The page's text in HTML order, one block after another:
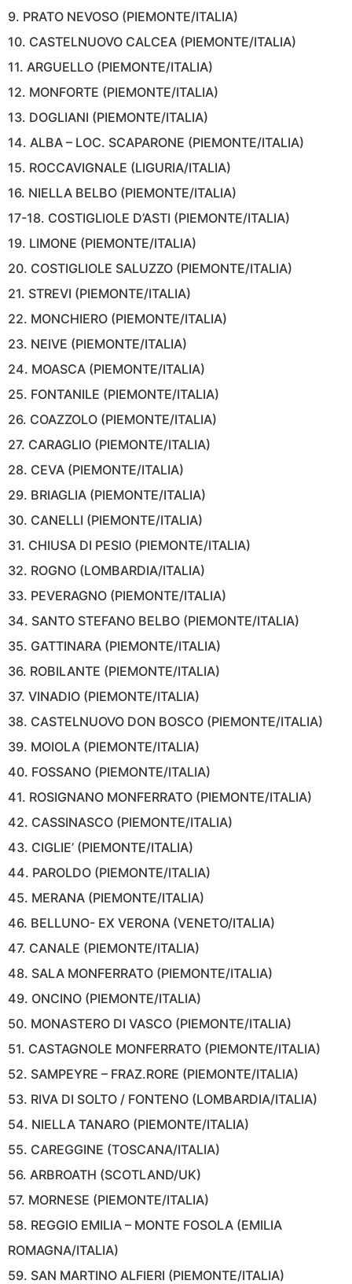
9. PRATO NEVOSO (PIEMONTE/ITALIA)
10. CASTELNUOVO CALCEA (PIEMONTE/ITALIA)
11. ARGUELLO (PIEMONTE/ITALIA)
12. MONFORTE (PIEMONTE/ITALIA)
13. DOGLIANI (PIEMONTE/ITALIA)
14. ALBA – LOC. SCAPARONE (PIEMONTE/ITALIA)
15. ROCCAVIGNALE (LIGURIA/ITALIA)
16. NIELLA BELBO (PIEMONTE/ITALIA)
17-18. COSTIGLIOLE D’ASTI (PIEMONTE/ITALIA)
19. LIMONE (PIEMONTE/ITALIA)
20. COSTIGLIOLE SALUZZO (PIEMONTE/ITALIA)
21. STREVI (PIEMONTE/ITALIA)
22. MONCHIERO (PIEMONTE/ITALIA)
23. NEIVE (PIEMONTE/ITALIA)
24. MOASCA (PIEMONTE/ITALIA)
25. FONTANILE (PIEMONTE/ITALIA)
26. COAZZOLO (PIEMONTE/ITALIA)
27. CARAGLIO (PIEMONTE/ITALIA)
28. CEVA (PIEMONTE/ITALIA)
29. BRIAGLIA (PIEMONTE/ITALIA)
30. CANELLI (PIEMONTE/ITALIA)
31. CHIUSA DI PESIO (PIEMONTE/ITALIA)
32. ROGNO (LOMBARDIA/ITALIA)
33. PEVERAGNO (PIEMONTE/ITALIA)
34. SANTO STEFANO BELBO (PIEMONTE/ITALIA)
35. GATTINARA (PIEMONTE/ITALIA)
36. ROBILANTE (PIEMONTE/ITALIA)
37. VINADIO (PIEMONTE/ITALIA)
38. CASTELNUOVO DON BOSCO (PIEMONTE/ITALIA)
39. MOIOLA (PIEMONTE/ITALIA)
40. FOSSANO (PIEMONTE/ITALIA)
41. ROSIGNANO MONFERRATO (PIEMONTE/ITALIA)
42. CASSINASCO (PIEMONTE/ITALIA)
43. CIGLIE’ (PIEMONTE/ITALIA)
44. PAROLDO (PIEMONTE/ITALIA)
45. MERANA (PIEMONTE/ITALIA)
46. BELLUNO- EX VERONA (VENETO/ITALIA)
47. CANALE (PIEMONTE/ITALIA)
48. SALA MONFERRATO (PIEMONTE/ITALIA)
49. ONCINO (PIEMONTE/ITALIA)
50. MONASTERO DI VASCO (PIEMONTE/ITALIA)
51. CASTAGNOLE MONFERRATO (PIEMONTE/ITALIA)
52. SAMPEYRE – FRAZ.RORE (PIEMONTE/ITALIA)
53. RIVA DI SOLTO / FONTENO (LOMBARDIA/ITALIA)
54. NIELLA TANARO (PIEMONTE/ITALIA)
55. CAREGGINE (TOSCANA/ITALIA)
56. ARBROATH (SCOTLAND/UK)
57. MORNESE (PIEMONTE/ITALIA)
58. REGGIO EMILIA – MONTE FOSOLA (EMILIA
ROMAGNA/ITALIA)
59. SAN MARTINO ALFIERI (PIEMONTE/ITALIA)